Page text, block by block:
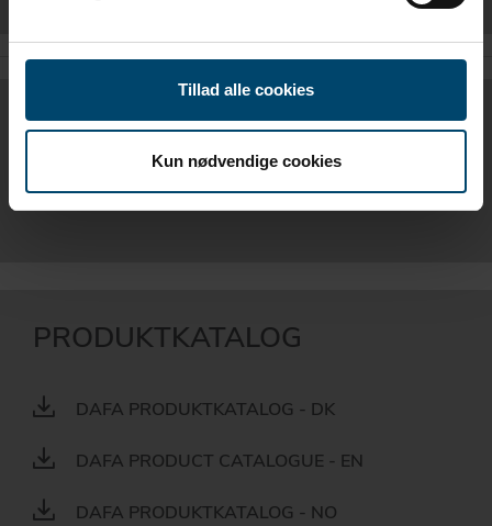
Tillad alle cookies
Kun nødvendige cookies
PRODUKTBLAD
DAFA GULVPAP 500
PRODUKTKATALOG
DAFA PRODUKTKATALOG - DK
DAFA PRODUCT CATALOGUE - EN
DAFA PRODUKTKATALOG - NO